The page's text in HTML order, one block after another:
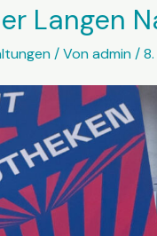
Langen
/ Vonadmin/